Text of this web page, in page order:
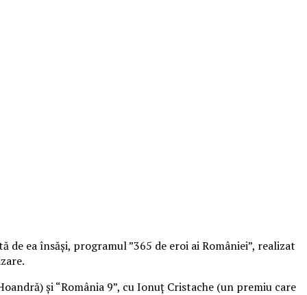
ea însăşi, programul ”365 de eroi ai României”, realizat
şi “România 9”, cu Ionuţ Cristache (un premiu care